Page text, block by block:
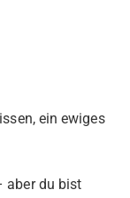
ein ewiges
aber du bist